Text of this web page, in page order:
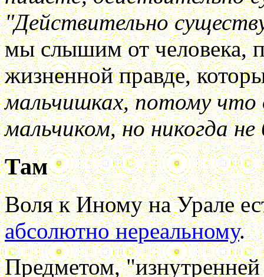
"Действительно
мы слышим от человека,
жизненной правде,
мальчишках, потому что
мальчиком, но никогда
Там
Воля к Иному на Урале
абсолютно нереальному.
Предметом,